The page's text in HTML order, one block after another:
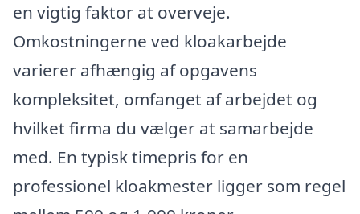
en vigtig faktor at overveje.
Omkostningerne ved kloakarbejde
varierer afhængig af opgavens
kompleksitet, omfanget af arbejdet og
hvilket firma du vælger at samarbejde
med. En typisk timepris for en
professionel kloakmester ligger som regel